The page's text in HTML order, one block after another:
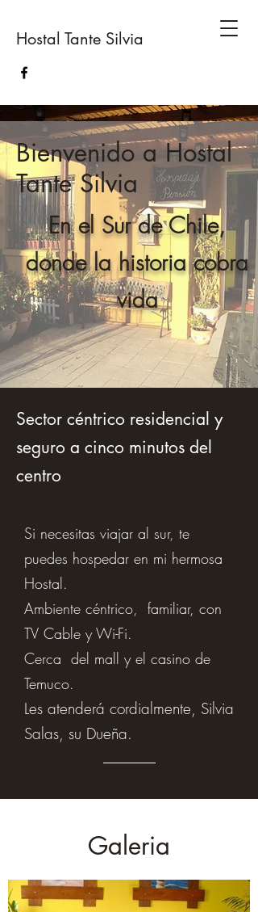
Hostal Tante Silvia
Bienvenido a Hostal
Tante Silvia
En el Sur de Chile,
donde la historia cobra
vida
Sector céntrico residencial y
seguro a cinco minutos del
centro
Si necesitas viajar al sur, te
puedes hospedar en mi hermosa
Hostal.
Ambiente céntrico, familiar, con
TV Cable y Wi-Fi.
Cerca del mall y el casino de
Temuco.
Les atenderá cordialmente, Silvia
Salas, su Dueña.
Galeria